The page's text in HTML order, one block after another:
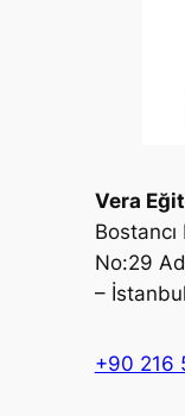
Vera
No:29
– İstanbul
+90 216